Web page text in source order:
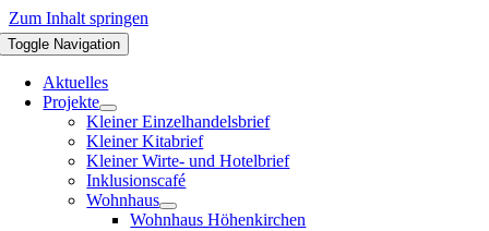
Zum Inhalt springen
Toggle Navigation
Aktuelles
Projekte
Kleiner Einzelhandelsbrief
Kleiner Kitabrief
Kleiner Wirte- und Hotelbrief
Inklusionscafé
Wohnhaus
Wohnhaus Höhenkirchen